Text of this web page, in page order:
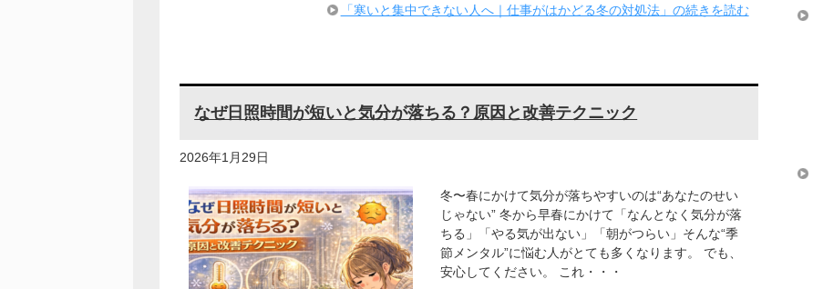
「寒いと集中できない人へ｜仕事がはかどる冬の対処法」の続きを読む
なぜ日照時間が短いと気分が落ちる？原因と改善テクニック
2026年1月29日
冬〜春にかけて気分が落ちやすいのは“あなたのせい
じゃない” 冬から早春にかけて「なんとなく気分が落
ちる」「やる気が出ない」「朝がつらい」そんな“季
節メンタル”に悩む人がとても多くなります。 でも、
安心してください。 これ・・・